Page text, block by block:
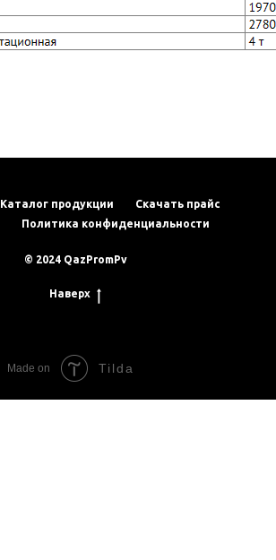
Каталог продукции
Скачать прайс
Политика конфиденциальности
© 2024 QazPromPv
Наверх
Made on Tilda